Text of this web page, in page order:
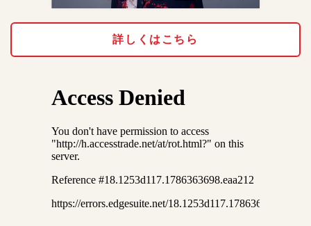
詳しくはこちら